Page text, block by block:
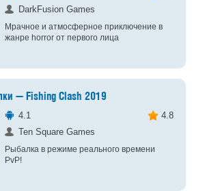
DarkFusion Games
Мрачное и атмосферное приключение в
жанре horror от первого лица
— Fishing Clash 2019
4.1
4.8
Ten Square Games
Рыбалка в режиме реального времени
PvP!